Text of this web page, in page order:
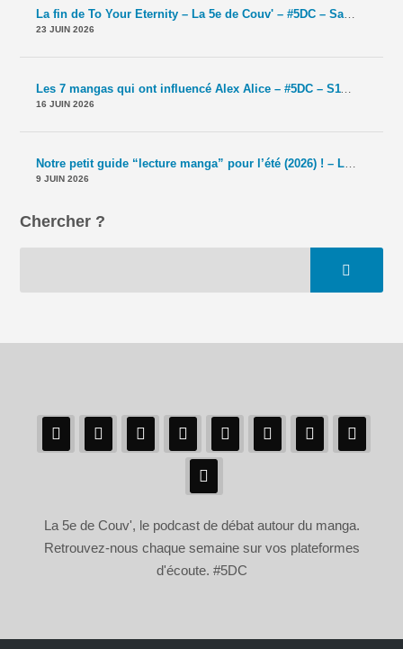
23 JUIN 2026
Les 7 mangas qui ont influencé Alex Alice – #5DC – S11E40
16 JUIN 2026
9 JUIN 2026
Chercher ?
La 5e de Couv', le podcast de débat autour du manga.
Retrouvez-nous chaque semaine sur vos plateformes
d'écoute. #5DC